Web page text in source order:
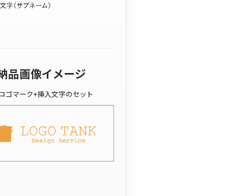
品画像イメージ
ゴマーク+挿入文字のセット